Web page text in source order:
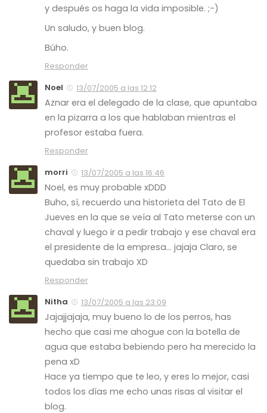
y después os haga la vida imposible. ;-)
Un saludo, y buen blog.
Búho.
Responder
Noel
13/07/2005 a las 12:12
Aznar era el delegado de la clase, que apuntaba
en la pizarra a los que hablaban mientras el
profesor estaba fuera.
Responder
morri
13/07/2005 a las 16:46
Noel, es muy probable xDDD
Buho, sí, recuerdo una historieta del Tato de El
Jueves en la que se veía al Tato meterse con un
chaval y luego ir a pedir trabajo y ese chaval era
el presidente de la empresa… jajaja Claro, se
quedaba sin trabajo XD
Responder
Nitha
13/07/2005 a las 23:09
Jajajjajaja, muy bueno lo de los perros, has
hecho que casi me ahogue con la botella de
agua que estaba bebiendo pero ha merecido la
pena xD
Hace ya tiempo que te leo, y eres lo mejor, casi
todos los días me echo unas risas al visitar el
blog.